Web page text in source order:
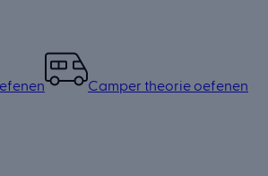
Camper theorie oefenen